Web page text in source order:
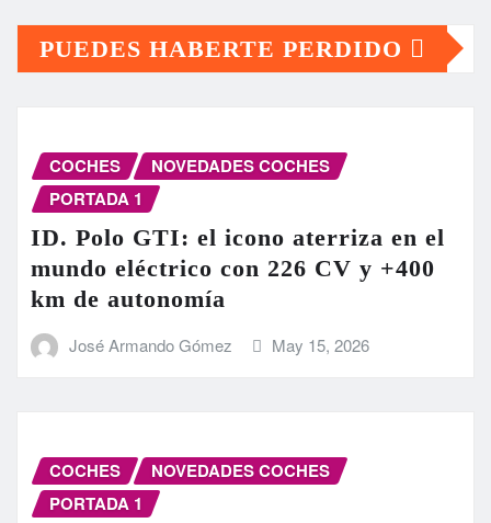
PUEDES HABERTE PERDIDO
COCHES
NOVEDADES COCHES
PORTADA 1
ID. Polo GTI: el icono aterriza en el
mundo eléctrico con 226 CV y +400
km de autonomía
José Armando Gómez May 15, 2026
COCHES
NOVEDADES COCHES
PORTADA 1